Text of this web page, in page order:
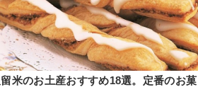
米のお土産おすすめ18選。定番のお菓